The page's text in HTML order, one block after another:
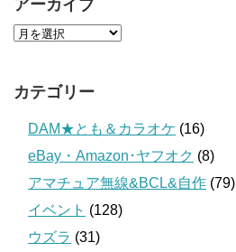
アーカイブ
カテゴリー
DAM★とも＆カラオケ (16)
eBay・Amazon･ヤフオク (8)
アマチュア無線&BCL&自作 (79)
イベント (128)
ウズラ (31)